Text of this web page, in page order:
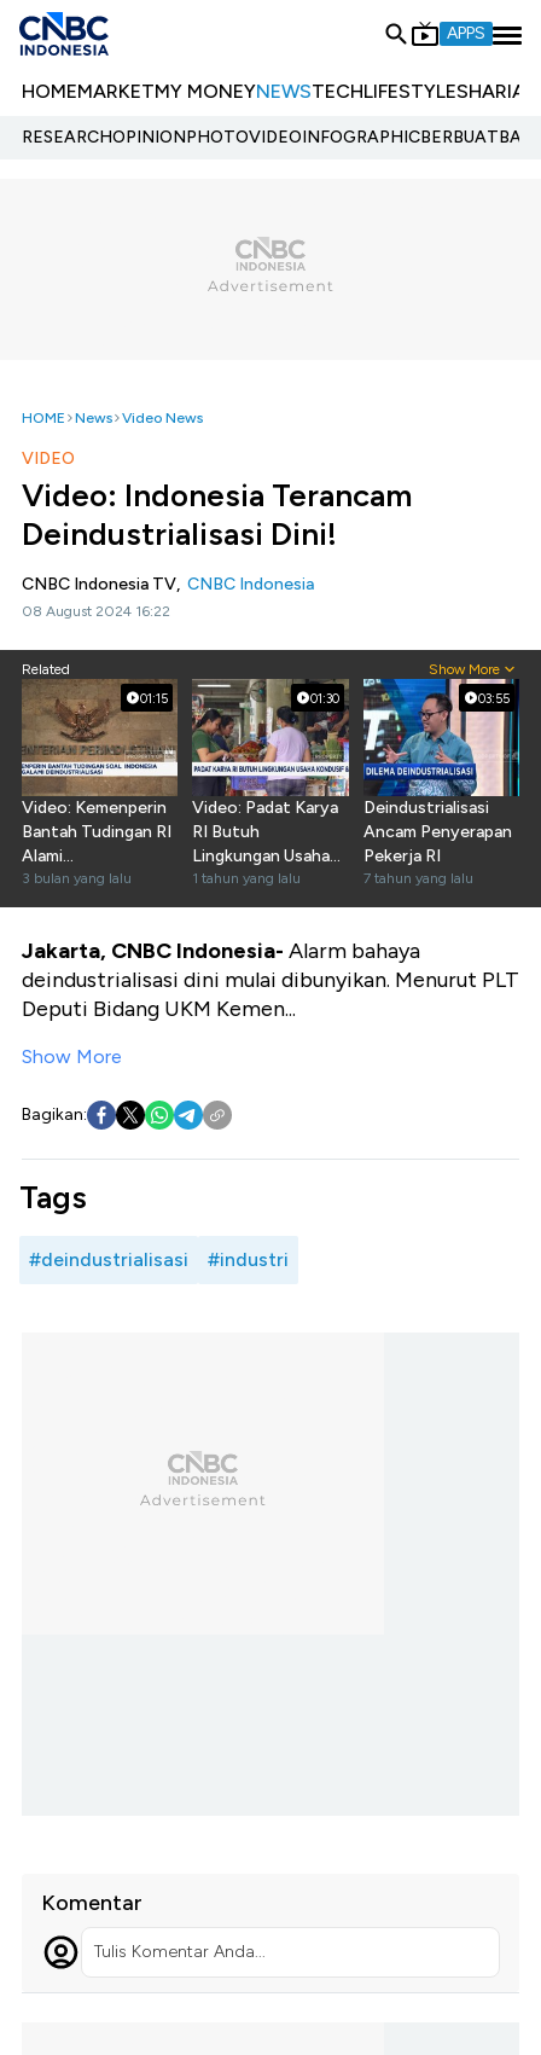
APPS
HOMEMARKETMY MONEYNEWSTECHLIFESTYLESHARIA
RESEARCHOPINIONPHOTOVIDEOINFOGRAPHIC
HOME News Video News
VIDEO
Video: Indonesia Terancam
Deindustrialisasi Dini!
CNBC Indonesia TV, CNBC Indonesia
08 August 2024 16:22
Related Show More
01:15
Video: Kemenperin
Bantah Tudingan RI
Alami
Deindustrialisasi
3 bulan yang lalu
01:30
Video: Padat Karya
RI Butuh
Lingkungan Usaha
Kondusif & Adil
1 tahun yang lalu
03:55
Deindustrialisasi
Ancam Penyerapan
Pekerja RI
7 tahun yang lalu
Jakarta, CNBC Indonesia- Alarm bahaya
deindustrialisasi dini mulai dibunyikan. Menurut PLT
Deputi Bidang UKM Kemen...
Show More
Bagikan:
Tags
#deindustrialisasi #industri
Komentar
Tulis Komentar Anda...